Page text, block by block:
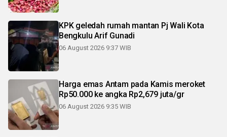
KPK geledah rumah mantan Pj Wali Kota
Bengkulu Arif Gunadi
06 August 2026 9:37 WIB
Harga emas Antam pada Kamis meroket
Rp50.000 ke angka Rp2,679 juta/gr
06 August 2026 9:35 WIB